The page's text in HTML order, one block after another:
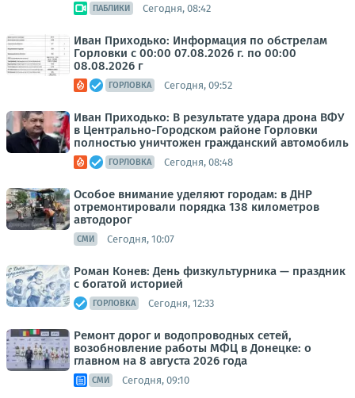
ПАБЛИКИ Сегодня, 08:42
Иван Приходько: Информация по обстрелам
Горловки с 00:00 07.08.2026 г. по 00:00
08.08.2026 г
ГОРЛОВКА Сегодня, 09:52
Иван Приходько: В результате удара дрона ВФУ
в Центрально-Городском районе Горловки
полностью уничтожен гражданский автомобиль
ГОРЛОВКА Сегодня, 08:48
Особое внимание уделяют городам: в ДНР
отремонтировали порядка 138 километров
автодорог
СМИ Сегодня, 10:07
Роман Конев: День физкультурника — праздник
с богатой историей
ГОРЛОВКА Сегодня, 12:33
Ремонт дорог и водопроводных сетей,
возобновление работы МФЦ в Донецке: о
главном на 8 августа 2026 года
СМИ Сегодня, 09:10